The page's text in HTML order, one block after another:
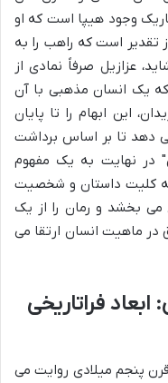
وجود هیپا است که او
تقدیر است که راهب را به
عزازیل صرفاً نمادی از
که یک انسان مذهبی با آن
این ابهام را تا پایان
دهد تا بر اساس برداشت
در نهایت به یک مفهوم
کلیت داستان و شخصیت
می بخشد و رمان را از یک
ماهیت انسان ارتقا می
ابعاد فراتاریخی
پنجم میلادی روایت می